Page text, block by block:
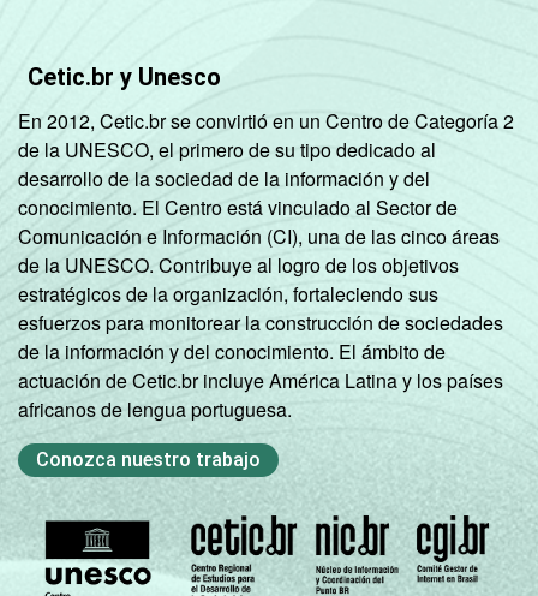
Cetic.br y Unesco
En 2012, Cetic.br se convirtió en un Centro de Categoría 2
de la UNESCO, el primero de su tipo dedicado al
desarrollo de la sociedad de la información y del
conocimiento. El Centro está vinculado al Sector de
Comunicación e Información (CI), una de las cinco áreas
de la UNESCO. Contribuye al logro de los objetivos
estratégicos de la organización, fortaleciendo sus
esfuerzos para monitorear la construcción de sociedades
de la información y del conocimiento. El ámbito de
actuación de Cetic.br incluye América Latina y los países
africanos de lengua portuguesa.
Conozca nuestro trabajo